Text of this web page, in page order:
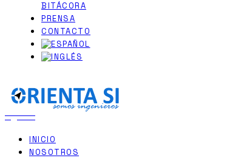
BITÁCORA
PRENSA
CONTACTO
INICIO
NOSOTROS